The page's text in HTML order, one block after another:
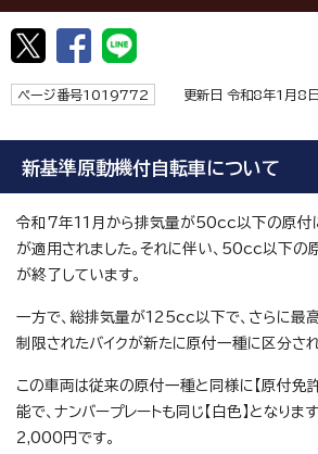
ページ番号1019772 更新日 令和8年1月8日
新基準原動機付自転車について
令和7年11月から排気量が50cc以下の原付
が適用されました。それに伴い、50cc以下の
が終了しています。
一方で、総排気量が125cc以下で、さらに最
制限されたバイクが新たに原付一種に区分され
この車両は従来の原付一種と同様に【原付免
能で、ナンバープレートも同じ【白色】となりま
2,000円です。